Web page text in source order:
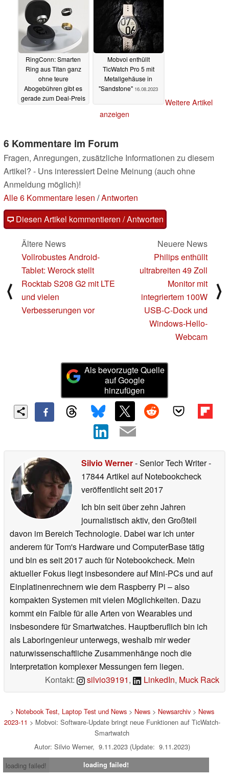
RingConn: Smarten
Ring aus Titan ganz
ohne teure
Abogebühren gibt es
gerade zum Deal-Preis
Mobvoi enthüllt
TicWatch Pro 5 mit
Metallgehäuse in
"Sandstone" 16.08.2023
Weitere Artikel
anzeigen
6 Kommentare im Forum
Fragen, Anregungen, zusätzliche Informationen zu diesem
Artikel? - Uns interessiert Deine Meinung (auch ohne
Anmeldung möglich)!
Alle 6 Kommentare lesen /Antworten
Diesen Artikel kommentieren / Antworten
⟨
Ältere News
Vollrobustes Android-
Tablet: Werock stellt
Rocktab S208 G2 mit LTE
und vielen
Verbesserungen vor
Neuere News
Philips enthüllt
ultrabreiten 49 Zoll
Monitor mit
integriertem 100W
USB-C-Dock und
Windows-Hello-
Webcam
⟩
Als bevorzugte Quelle
auf Google
hinzufügen
Silvio Werner- Senior Tech Writer-
17844 Artikel auf Notebookcheck
veröffentlichtseit 2017
Ich bin seit über zehn Jahren
journalistisch aktiv, den Großteil
davon im Bereich Technologie. Dabei war ich unter
anderem für Tom's Hardware und ComputerBase tätig
und bin es seit 2017 auch für Notebookcheck. Mein
aktueller Fokus liegt insbesondere auf Mini-PCs und auf
Einplatinenrechnern wie dem Raspberry Pi – also
kompakten Systemen mit vielen Möglichkeiten. Dazu
kommt ein Faible für alle Arten von Wearables und
insbesondere für Smartwatches. Hauptberuflich bin ich
als Laboringenieur unterwegs, weshalb mir weder
naturwissenschaftliche Zusammenhänge noch die
Interpretation komplexer Messungen fern liegen.
Kontakt:
silvio39191, LinkedIn, Muck Rack
> Notebook Test, Laptop Test und News> News> Newsarchiv> News
2023-11 > Mobvoi: Software-Update bringt neue Funktionen auf TicWatch-
Smartwatch
Autor: Silvio Werner, 9.11.2023 (Update: 9.11.2023)
loading failed!
loading failed!